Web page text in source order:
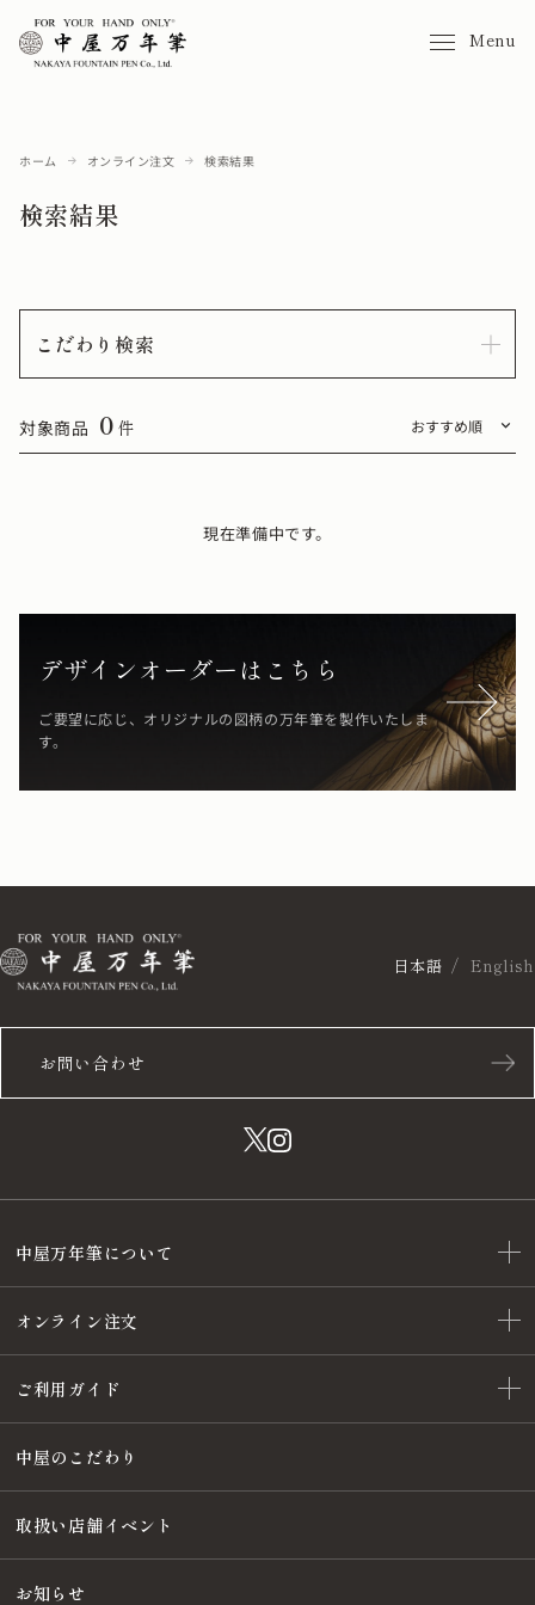
Menu
ホーム オンライン注文 検索結果
検索結果
こだわり検索
対象商品 0 件
現在準備中です。
デザインオーダーはこちら
ご要望に応じ、オリジナルの図柄の万年筆を製作いたしま
す。
お問い合わせ
日本語 English
中屋万年筆について
オンライン注文
ご利用ガイド
中屋のこだわり
取扱い店舗イベント
お知らせ